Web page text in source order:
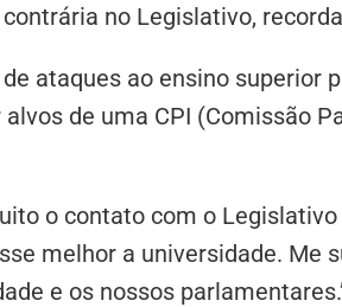
no Legislativo,
ataques ao ensino superior
de uma CPI (Comissão
o contato com o Legislativo
melhor a universidade. Me
e os nossos